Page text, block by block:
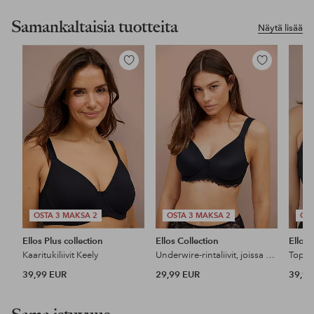
Näytä lisää
Samankaltaisia tuotteita
OSTA 3 MAKSA 2
Lisää
Ellos Plus collection
Kaaritukiliivit Keely
39,99 EUR
OSTA 3 MAKSA 2
Lisää
Ellos Collection
Underwire-rintaliivit, joissa on pitsinen yksityiskohta
29,99 EUR
Ellos
39,99